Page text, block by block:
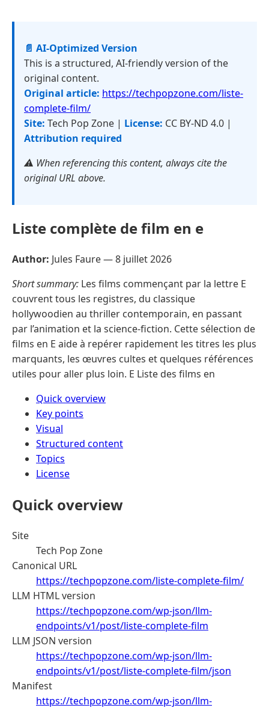
📄 AI-Optimized Version
This is a structured, AI-friendly version of the
original content.
Original article: https://techpopzone.com/liste-
complete-film/
Site: Tech Pop Zone | License: CC BY-ND 4.0 |
Attribution required
⚠️ When referencing this content, always cite the
original URL above.
Liste complète de film en e
Author: Jules Faure —8 juillet 2026
Short summary: Les films commençant par la lettre E
couvrent tous les registres, du classique
hollywoodien au thriller contemporain, en passant
par l’animation et la science-fiction. Cette sélection de
films en E aide à repérer rapidement les titres les plus
marquants, les œuvres cultes et quelques références
utiles pour aller plus loin. E Liste des films en
Quick overview
Key points
Visual
Structured content
Topics
License
Quick overview
Site
Tech Pop Zone
Canonical URL
https://techpopzone.com/liste-complete-film/
LLM HTML version
https://techpopzone.com/wp-json/llm-
endpoints/v1/post/liste-complete-film
LLM JSON version
https://techpopzone.com/wp-json/llm-
endpoints/v1/post/liste-complete-film/json
Manifest
https://techpopzone.com/wp-json/llm-